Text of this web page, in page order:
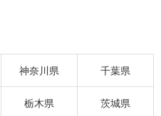
神奈川県 千葉県
栃木県 茨城県